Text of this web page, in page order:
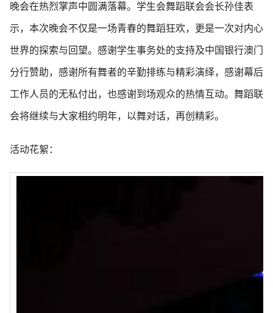
晚会在热烈掌声中圆满落幕。学生会舞蹈联会会长孙佳表
示，本次晚会不仅是一场青春的舞蹈狂欢，更是一次对内心
世界的探索与回望。感谢学生事务处的支持及中国银行澳门
分行赞助，感谢所有舞者的辛勤排练与精彩演绎，感谢幕后
工作人员的无私付出，也感谢到场观众的热情互动。舞蹈联
会将继续与大家相约明年，以舞对话，再创精彩。
活动花絮：